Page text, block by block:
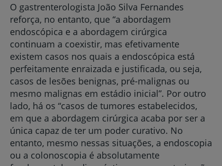
O gastrenterologista João Silva Fernandes
reforça, no entanto, que “a abordagem
endoscópica e a abordagem cirúrgica
continuam a coexistir, mas efetivamente
existem casos nos quais a endoscópica está
perfeitamente enraizada e justificada, ou seja,
casos de lesões benignas, pré-malignas ou
mesmo malignas em estádio inicial”. Por outro
lado, há os “casos de tumores estabelecidos,
em que a abordagem cirúrgica acaba por ser a
única capaz de ter um poder curativo. No
entanto, mesmo nessas situações, a endoscopia
ou a colonoscopia é absolutamente